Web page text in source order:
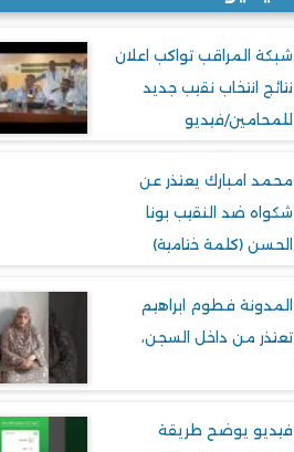
شبكة المراقب تواكب اعلان
نتائج انتخاب نقيب جديد
للمحامين/فيديو
محمد امبارك يعتذر عن
شكواه ضد النقيب بونا
الحسن (كلمة ختامية)
المدونة فطوم ابراهيم
تعتذر من داخل السجن،
فيديو يوضح طريقة